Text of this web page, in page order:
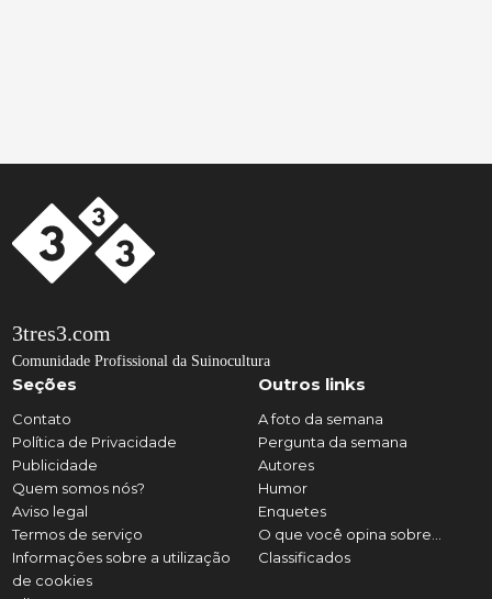
3tres3.com
Comunidade Profissional da Suinocultura
Seções
Contato
Política de Privacidade
Publicidade
Quem somos nós?
Aviso legal
Termos de serviço
Informações sobre a utilização
de cookies
Outros links
A foto da semana
Pergunta da semana
Autores
Humor
Enquetes
O que você opina sobre...
Classificados